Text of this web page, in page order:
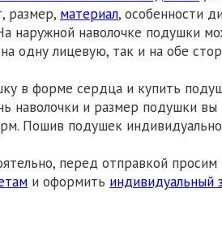
размер, материал, особенности
наружной наволочке подушки
одну лицевую, так и на обе
в форме сердца и купить
наволочки и размер подушки вы
Пошив подушек
перед отправкой просим
и оформить индивидуальный